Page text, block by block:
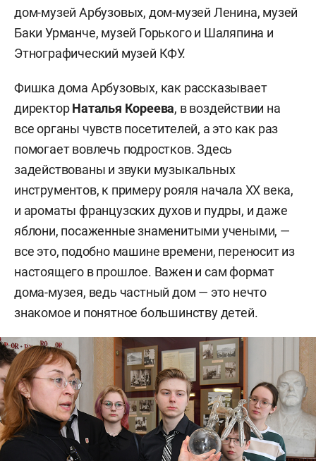
дом-музей Арбузовых, дом-музей Ленина, музей
Баки Урманче, музей Горького и Шаляпина и
Этнографический музей КФУ.
Фишка дома Арбузовых, как рассказывает
директорНаталья Кореева, в воздействии на
все органы чувств посетителей, а это как раз
помогает вовлечь подростков. Здесь
задействованы и звуки музыкальных
инструментов, к примеру рояля начала XX века,
и ароматы французских духов и пудры, и даже
яблони, посаженные знаменитыми учеными, —
все это, подобно машине времени, переносит из
настоящего в прошлое. Важен и сам формат
дома-музея, ведь частный дом — это нечто
знакомое и понятное большинству детей.